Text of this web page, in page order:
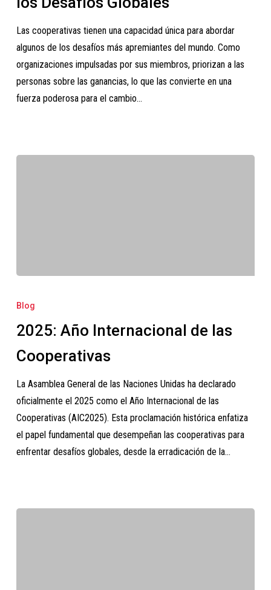
Globales
Las cooperativas tienen una capacidad única para abordar
algunos de los desafíos más apremiantes del mundo. Como
organizaciones impulsadas por sus miembros, priorizan a las
personas sobre las ganancias, lo que las convierte en una
fuerza poderosa para el cambio…
Año
de
las
Cooperativas
Blog
2025: Año Internacional de las
Cooperativas
La Asamblea General de las Naciones Unidas ha declarado
oficialmente el 2025 como el Año Internacional de las
Cooperativas (AIC2025). Esta proclamación histórica enfatiza
el papel fundamental que desempeñan las cooperativas para
enfrentar desafíos globales, desde la erradicación de la…